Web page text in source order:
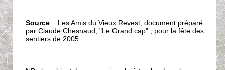
Source: Les Amis du Vieux Revest, document préparé
par Claude Chesnaud, "Le Grand cap" , pour la fête des
sentiers de 2005.